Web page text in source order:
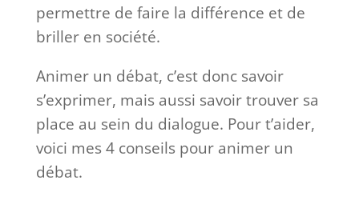
permettre de faire la différence et de
briller en société.
Animer un débat, c’est donc savoir
s’exprimer, mais aussi savoir trouver sa
place au sein du dialogue. Pour t’aider,
voici mes 4 conseils pour animer un
débat.